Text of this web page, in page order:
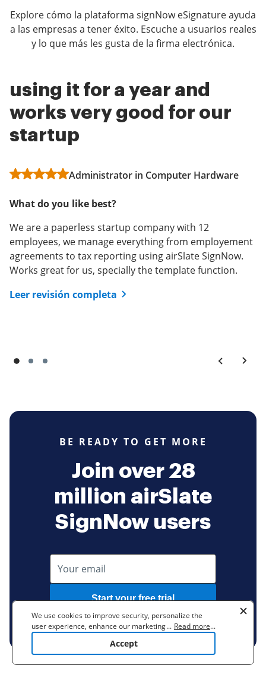
Explore cómo la plataforma signNow eSignature ayuda
a las empresas a tener éxito. Escuche a usuarios reales
y lo que más les gusta de la firma electrónica.
using it for a year and
works very good for our
startup
Administrator in Computer Hardware
What do you like best?
We are a paperless startup company with 12
employees, we manage everything from employement
agreements to tax reporting using airSlate SignNow.
Works great for us, specially the template function.
Leer revisión completa
Financial Advisory Firm
Using SIGN NOW for A
Year
User in Investment Management
What do you like best?
I like that it is very easy to use, is secure, that I can add
password security, and that I can see all the
documents or just the ones for which I am awaiting a
reply. All this at a reasonable price!
Leer revisión completa
Just what i needed
Gustavo Sousa
'Bulk invite' , 'Smart Fields' and history
Leer revisión completa
BE READY TO GET MORE
Join over 28
million airSlate
SignNow users
Start your free trial
No credit card required
We use cookies to improve security, personalize the
user experience, enhance our marketing activities
(including cooperating with our 3rd party partners) and
for other business use. Clickhere
Policy. By clicking "Accept" you agree to the use
... Read more...
Accept